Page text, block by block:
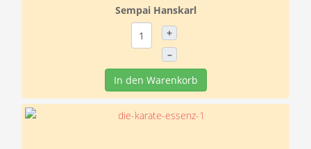
Sempai Hanskarl
+
–
In den Warenkorb